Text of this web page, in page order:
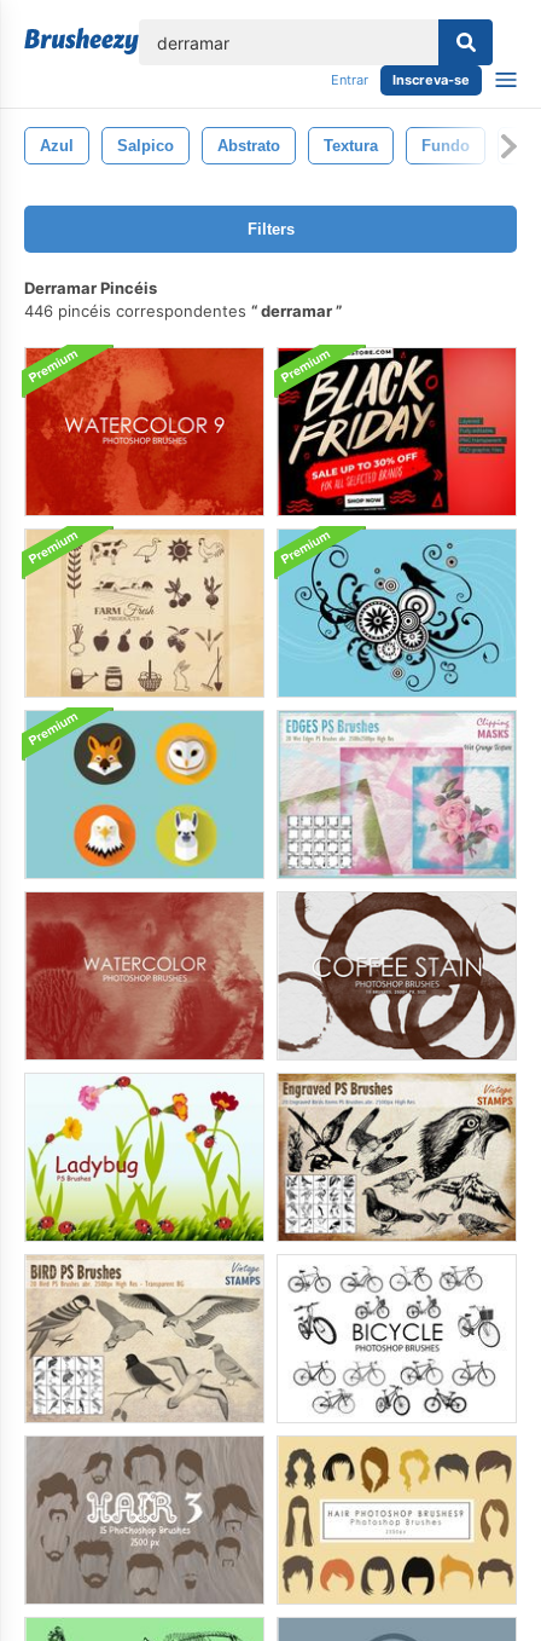
Entrar Inscreva-se
Azul Salpico Abstrato Textura Fundo
Filters
Derramar Pincéis
446 pincéis correspondentes
derramar